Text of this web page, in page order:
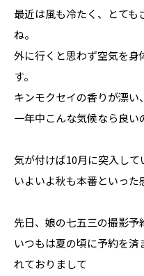
最近は風も冷たく、とて
ね。
外に行くと思わず空気を身
す。
キンモクセイの香りが漂い
一年中こんな気候なら良い
気が付けば10月に突入して
いよいよ秋も本番といった
先日、娘の七五三の撮影予
いつもは夏の頃に予約を
れておりまして